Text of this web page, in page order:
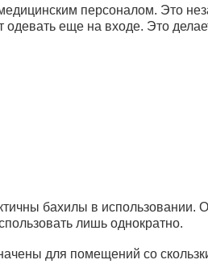
(с 2-ой резинкой) в
30 мкм) арт. ЭГ-30/2
персоналом. Это
еще на входе. Это
бахилы в использовании.
лишь однократно.
для помещений со